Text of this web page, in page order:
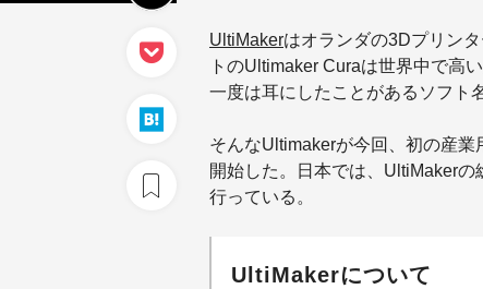
UltiMakerはオランダの3Dプリン
トのUltimaker Curaは世界中で高
一度は耳にしたことがあるソフト
そんなUltimakerが今回、初の産業
開始した。日本では、UltiMakerの
行っている。
UltiMakerについて